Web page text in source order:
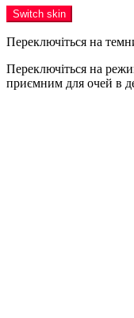
Switch skin
Переключіться на
Переключіться на
приємним для очей в